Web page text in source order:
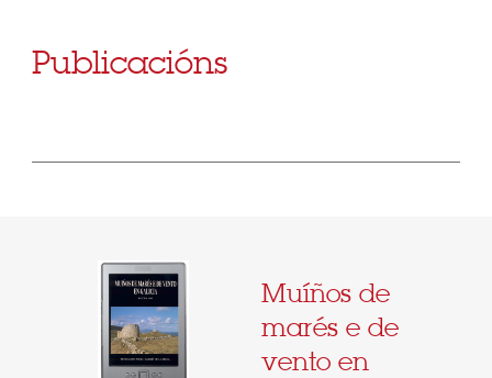
Publicacións
Muíños de
marés e de
vento en